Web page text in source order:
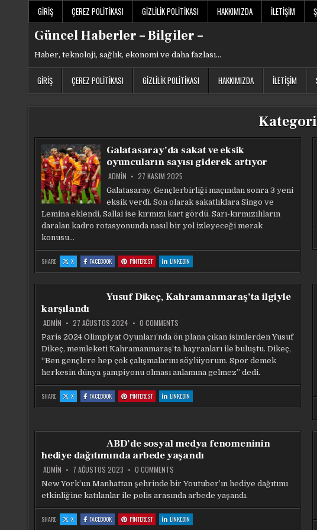
GIRIŞ ÇEREZ POLITIKASI GIZLILIK POLITIKASI HAKKIMIZDA İLETIŞIM
Güncel Haberler – Bilgiler –
Haber, teknoloji, sağlık, ekonomi ve daha fazlası…
GIRIŞ ÇEREZ POLITIKASI GIZLILIK POLITIKASI HAKKIMIZDA İLETIŞIM
Galatasaray’da sakat ve eksik
oyuncuların sayısı giderek artıyor
ADMIN 27 KASIM 2025
Galatasaray, Gençlerbirliği maçından sonra 3 yeni
eksik verdi. Son olarak sakatlıklara Singo ve
Lemina eklendi, Sallai ise kırmızı kart gördü. Sarı-kırmızılıların
daralan kadro rotasyonunda nasıl bir yol izleyeceği merak
konusu…
SHARE: X:
GALATASARAY’DA
SAKAT
EKSIK
ARTIYOR
FACEBOOK:
GALATASARAY’DA
SAKAT
EKSIK
SAYISI
GIDEREK
PINTEREST:
GALATASARAY’DA
SAKAT
EKSIK
SAYISI
GIDEREK
LINKEDIN
GALATASARAY’DA
SAKAT
EKSIK
SAYISI
GIDEREK
Yusuf Dikeç, Kahramanmaraş’ta ilgiyle
karşılandı
ADMIN 27 AĞUSTOS 2024 0 COMMENTS
DIKEÇ,
KAHRAMANMARAŞ’TA
ILGIYLE
KARŞILANDI
Paris 2024 Olimpiyat Oyunları’nda ön plana çıkan isimlerden Yusuf
Dikeç, memleketi Kahramanmaraş’ta hayranları ile buluştu. Dikeç,
“Ben gençlere hep çok çalışmalarını söylüyorum. Spor demek
herkesin dünya şampiyonu olması anlamına gelmez” dedi.
SHARE: X:
YUSUF
DIKEÇ,
FACEBOOK:
YUSUF
DIKEÇ,
PINTEREST:
YUSUF
DIKEÇ,
LINKEDIN
YUSUF
DIKEÇ,
ABD’de sosyal medya fenomeninin
hediye dağıtımında arbede yaşandı
ADMIN 7 AĞUSTOS 2023 0 COMMENTS
SOSYAL
MEDYA
FENOMENININ
DAĞITIMINDA
ARBEDE
YAŞANDI
New York’un Manhattan şehrinde bir Youtuber’ın hediye dağıtımı
etkinliğine katılanlar ile polis arasında arbede yaşandı.
SHARE: X:
ABD’DE
FACEBOOK:
ABD’DE
PINTEREST:
ABD’DE
LINKEDIN
ABD’DE